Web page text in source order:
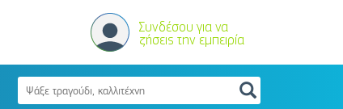
Συνδέσου για να
ζήσεις την εμπειρία